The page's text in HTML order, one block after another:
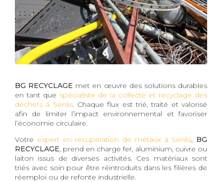
BG RECYCLAGE met en œuvre des solutions durables
en tant que spécialiste de la collecte et recyclage des
déchets à Senlis. Chaque flux est trié, traité et valorisé
afin de limiter l’impact environnemental et favoriser
l’économie circulaire.
Votre expert en récupération de métaux à Senlis, BG
RECYCLAGE, prend en charge fer, aluminium, cuivre ou
laiton issus de diverses activités. Ces matériaux sont
triés avec soin pour être réintroduits dans les filières de
réemploi ou de refonte industrielle.